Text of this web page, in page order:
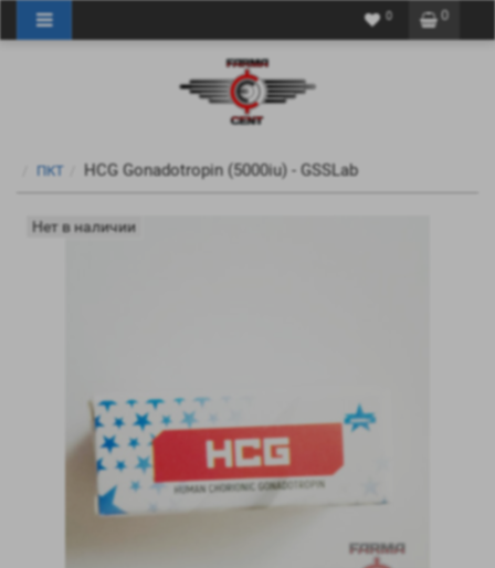
0
0
ПКТ HCG Gonadotropin (5000iu) - GSSLab
Нет в наличии